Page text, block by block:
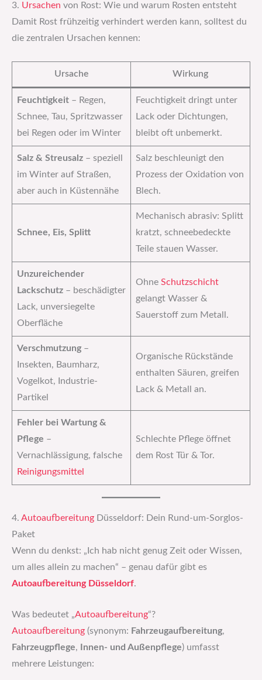
3. Ursachen von Rost: Wie und warum Rosten entsteht
Damit Rost frühzeitig verhindert werden kann, solltest du
die zentralen Ursachen kennen:
Ursache Wirkung
Feuchtigkeit– Regen,
Schnee, Tau, Spritzwasser
bei Regen oder im Winter
Feuchtigkeit dringt unter
Lack oder Dichtungen,
bleibt oft unbemerkt.
Salz & Streusalz– speziell
im Winter auf Straßen,
aber auch in Küstennähe
Salz beschleunigt den
Prozess der Oxidation von
Blech.
Schnee, Eis, Splitt
Mechanisch abrasiv: Splitt
kratzt, schneebedeckte
Teile stauen Wasser.
Unzureichender
Lackschutz– beschädigter
Lack, unversiegelte
Oberfläche
Ohne Schutzschicht
gelangt Wasser &
Sauerstoff zum Metall.
Verschmutzung–
Insekten, Baumharz,
Vogelkot, Industrie‐
Partikel
Organische Rückstände
enthalten Säuren, greifen
Lack & Metall an.
Fehler bei Wartung &
Pflege –
Vernachlässigung, falsche
Reinigungsmittel
Schlechte Pflege öffnet
dem Rost Tür & Tor.
4. Autoaufbereitung
Düsseldorf: Dein Rund-um-Sorglos-
Paket
Wenn du denkst: „Ich hab nicht genug Zeit oder Wissen,
um alles allein zu machen“ – genau dafür gibt es
Autoaufbereitung Düsseldorf.
Was bedeutet „Autoaufbereitung“?
Autoaufbereitung (synonym: Fahrzeugaufbereitung,
Fahrzeugpflege, Innen- und Außenpflege) umfasst
mehrere Leistungen: